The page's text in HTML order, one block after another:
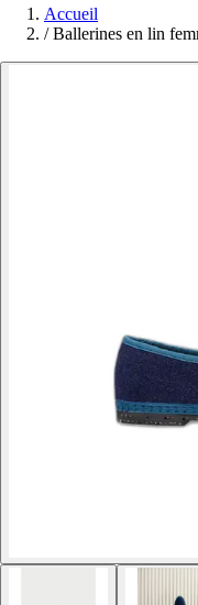
Accueil
/ Ballerines en lin